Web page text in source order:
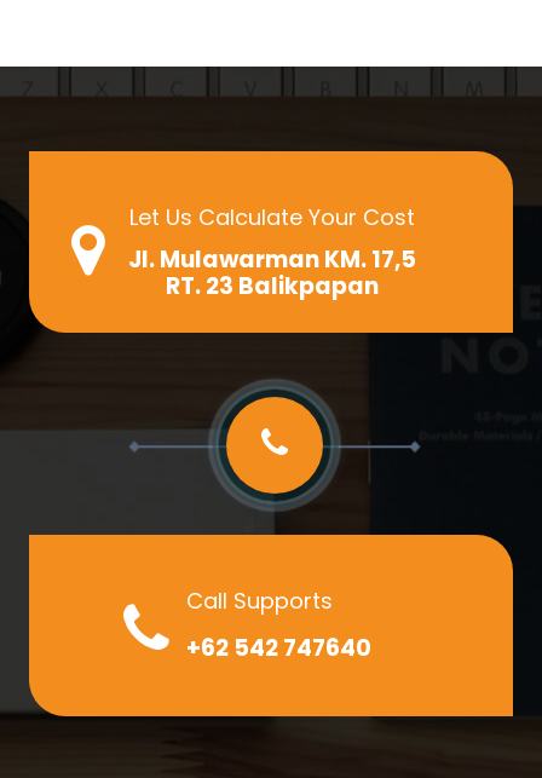
Let Us Calculate Your Cost
Jl. Mulawarman KM. 17,5
RT. 23 Balikpapan
Call Supports
+62 542 747640